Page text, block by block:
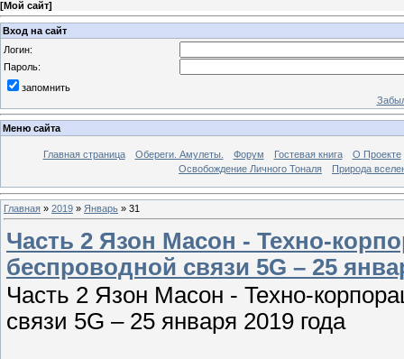
[Мой сайт]
Вход на сайт
Логин:
Пароль:
запомнить
Меню сайта
Главная страница Обереги. Амулеты. Форум Гостевая книга
О Проекте
Освобождение Личного Тоналя
Природа
Главная » 2019 » Январь » 31
Часть 2 Язон Масон - Teхно-
беспроводной связи 5G – 25
Часть 2 Язон Масон - Teхно-
связи 5G – 25 января 2019 года